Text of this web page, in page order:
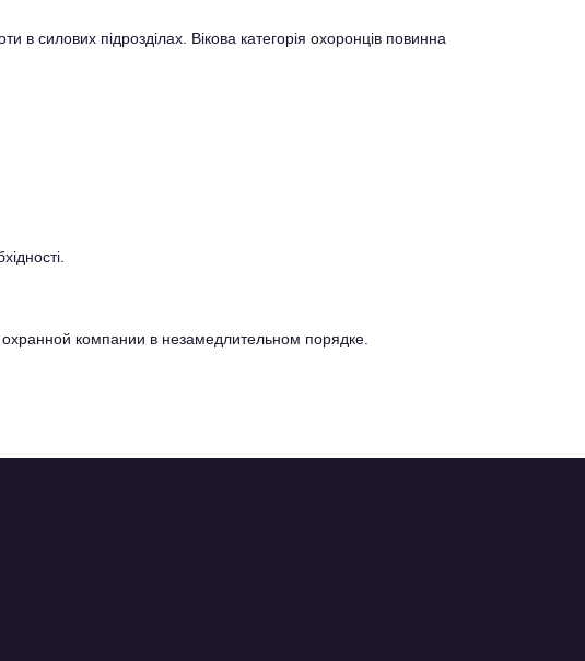
в силових підрозділах. Вікова категорія охоронців повинна
охранной компании в незамедлительном порядке.